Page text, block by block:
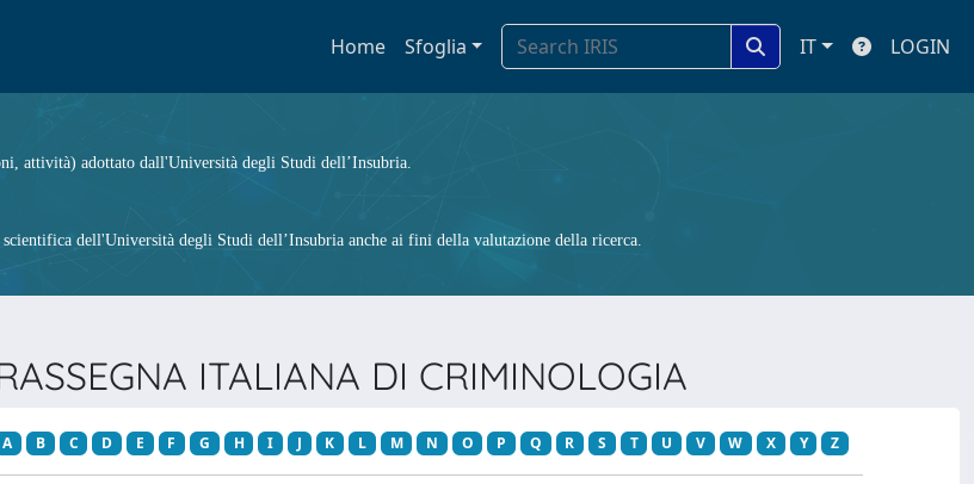
Home Sfoglia IT LOGIN
attività) adottato dall'Università degli Studi dell’Insubria.
dell'Università degli Studi dell’Insubria anche ai fini della valutazione della ricerca.
ITALIANA DI CRIMINOLOGIA
A B C D E F G H I J K L M N O P Q R S T U V W X Y Z